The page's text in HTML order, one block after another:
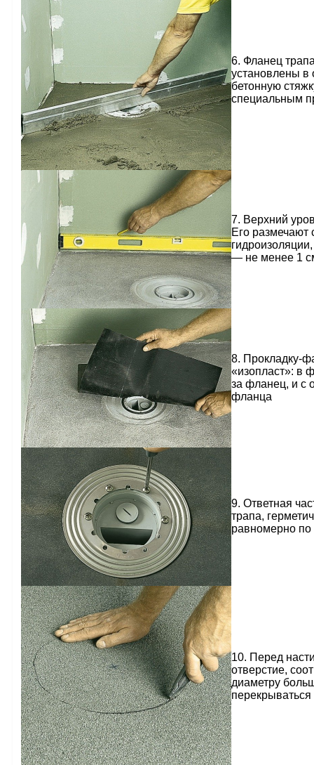
6. Фланец
установлены в
бетонную
специальным
7. Верхний
Его размечают
— не менее 1
8. Прокладку-
«изопласт»: в
за фланец, и с
фланца
9. Ответная
трапа,
равномерно по
10. Перед
отверстие,
диаметру